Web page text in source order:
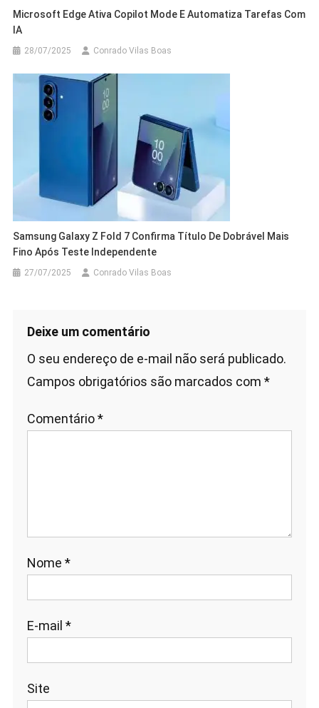
Microsoft Edge Ativa Copilot Mode E Automatiza Tarefas Com
IA
28/07/2025 Conrado Vilas Boas
Samsung Galaxy Z Fold 7 Confirma Título De Dobrável Mais
Fino Após Teste Independente
27/07/2025 Conrado Vilas Boas
Deixe um comentário
O seu endereço de e-mail não será publicado.
Campos obrigatórios são marcados com *
Comentário*
Nome *
E-mail *
Site